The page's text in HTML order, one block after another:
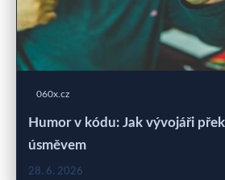
060x.cz
Humor v kódu: Jak vývojáři
úsměvem
28. 6. 2026